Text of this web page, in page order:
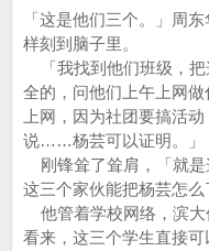
「这是他们三个。」周
样刻到脑子里。
「我找到他们班级，把
全的，问他们上午上网
上网，因为社团要搞活
说……杨芸可以证明。」
刚锋耸了耸肩，「就是
这三个家伙能把杨芸怎么
他管着学校网络，滨大
看来，这三个学生直接